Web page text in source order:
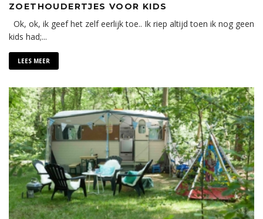
ZOETHOUDERTJES VOOR KIDS
Ok, ok, ik geef het zelf eerlijk toe.. Ik riep altijd toen ik nog geen
kids had;...
LEES MEER